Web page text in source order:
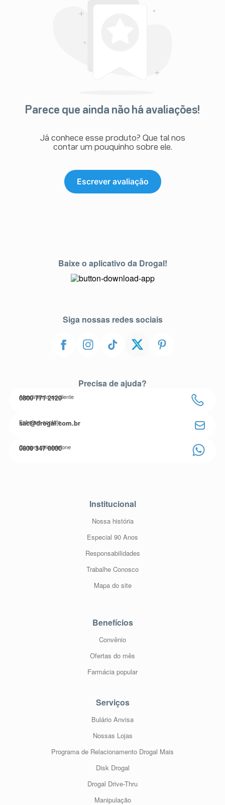
Parece que ainda não há avaliações!
Já conhece esse produto? Que tal nos
contar um pouquinho sobre ele.
Escrever avaliação
Baixe o aplicativo da Drogal!
Siga nossas redes sociais
Precisa de ajuda?
Atendimento ao cliente
0800 771 2120
Entre em contato
sac@drogal.com.br
Compre pelo telefone
0800 347 0000
Institucional
Nossa história
Especial 90 Anos
Responsabilidades
Trabalhe Conosco
Mapa do site
Benefícios
Convênio
Ofertas do mês
Farmácia popular
Serviços
Bulário Anvisa
Nossas Lojas
Programa de Relacionamento Drogal Mais
Disk Drogal
Drogal Drive-Thru
Manipulação